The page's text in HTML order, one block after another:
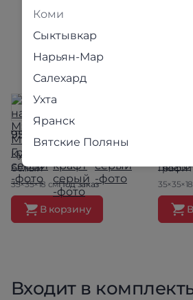
950 ₽
Куб навесной Мэнкс МГК
белый
35×35×18 смПод заказ
В корзину
Входит в
Коми
Сыктывкар
Нарьян-Мар
Салехард
Ухта
Яранск
Вятские Поляны